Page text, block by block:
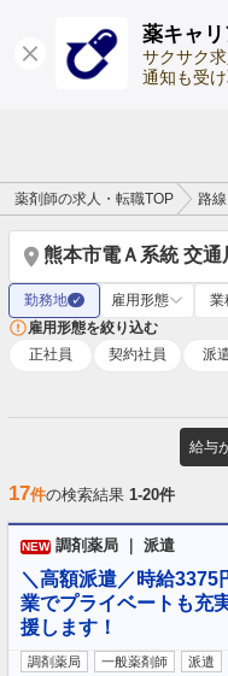
薬キャリ
サクサク
通知も受
薬剤師の求人・転職TOP 路
熊本市電Ａ系統 交通
勤務地 ✓ 雇用形態 業
雇用形態を絞り込む
正社員
契約社員 派
給与
17件の検索結果 1-20件
NEW 調剤薬局 ｜ 派遣
＼高額派遣／時給3375
業でプライベートも充
援します！
調剤薬局 一般薬剤師 派遣